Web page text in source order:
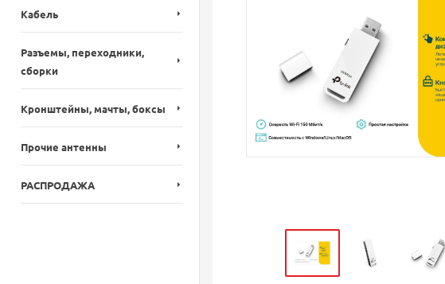
Кабель
Разъемы, переходники,
сборки
Кронштейны, мачты, боксы
Прочие антенны
РАСПРОДАЖА